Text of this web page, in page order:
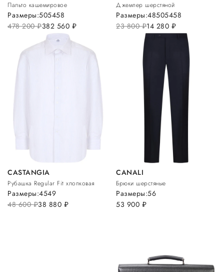
Пальто кашемировое
478 200руб.382 560 руб.
Размеры:505458
Джемпер шерстяной
23 800руб.14 280 руб.
Размеры:48505458
CASTANGIA
Рубашка Regular Fit хлопковая
48 600руб.38 880 руб.
Размеры:4549
CANALI
Брюки шерстяные
53 900 руб.
Размеры:56